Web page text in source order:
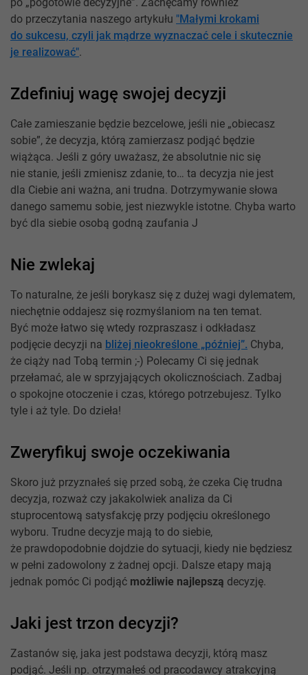
do przeczytania naszego artykułu "Małymi krokami
do sukcesu, czyli jak mądrze wyznaczać cele i skutecznie
je realizować".
Zdefiniuj wagę swojej decyzji
Całe zamieszanie będzie bezcelowe, jeśli nie „obiecasz
sobie”, że decyzja, którą zamierzasz podjąć będzie
wiążąca. Jeśli z góry uważasz, że absolutnie nic się
nie stanie, jeśli zmienisz zdanie, to… ta decyzja nie jest
dla Ciebie ani ważna, ani trudna. Dotrzymywanie słowa
danego samemu sobie, jest niezwykle istotne. Chyba warto
być dla siebie osobą godną zaufania J
Nie zwlekaj
To naturalne, że jeśli borykasz się z dużej wagi dylematem,
niechętnie oddajesz się rozmyślaniom na ten temat.
Być może łatwo się wtedy rozpraszasz i odkładasz
podjęcie decyzji na bliżej nieokreślone „później”. Chyba,
że ciąży nad Tobą termin ;-) Polecamy Ci się jednak
przełamać, ale w sprzyjających okolicznościach. Zadbaj
o spokojne otoczenie i czas, którego potrzebujesz. Tylko
tyle i aż tyle. Do dzieła!
Zweryfikuj swoje oczekiwania
Skoro już przyznałeś się przed sobą, że czeka Cię trudna
decyzja, rozważ czy jakakolwiek analiza da Ci
stuprocentową satysfakcję przy podjęciu określonego
wyboru. Trudne decyzje mają to do siebie,
że prawdopodobnie dojdzie do sytuacji, kiedy nie będziesz
w pełni zadowolony z żadnej opcji. Dalsze etapy mają
jednak pomóc Ci podjąć możliwie najlepszą decyzję.
Jaki jest trzon decyzji?
Zastanów się, jaka jest podstawa decyzji, którą masz
podjąć. Jeśli np. otrzymałeś od pracodawcy atrakcyjną